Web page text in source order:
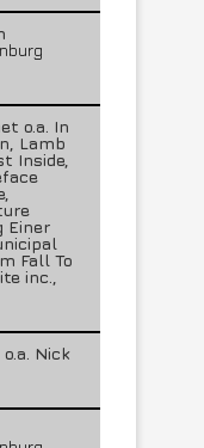
o.a. In
Lamb
Inside,
Einer
Fall To
inc.,
Nick